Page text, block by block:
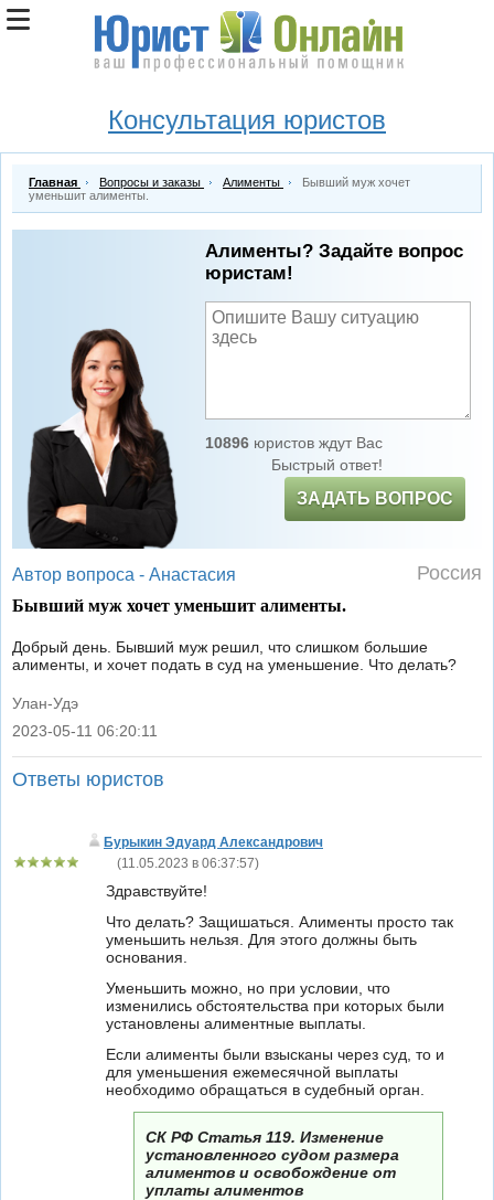
Консультация юристов
Главная Вопросы и заказы Алименты
Бывший муж хочет
уменьшит алименты.
Алименты? Задайте вопрос
юристам!
10896юристов ждут Вас
Быстрый ответ!
ЗАДАТЬ ВОПРОС
Автор вопроса - Анастасия Россия
Бывший муж хочет уменьшит алименты.
Добрый день. Бывший муж решил, что слишком большие
алименты, и хочет подать в суд на уменьшение. Что делать?
Улан-Удэ
|
2023-05-11 06:20:11
Ответы юристов
Бурыкин Эдуард Александрович
(11.05.2023 в 06:37:57)
Здравствуйте!
Что делать? Защишаться. Алименты просто так
уменьшить нельзя. Для этого должны быть
основания.
Уменьшить можно, но при условии, что
изменились обстоятельства при которых были
установлены алиментные выплаты.
Если алименты были взысканы через суд, то и
для уменьшения ежемесячной выплаты
необходимо обращаться в судебный орган.
СК РФ Статья 119. Изменение
установленного судом размера
алиментов и освобождение от
уплаты алиментов